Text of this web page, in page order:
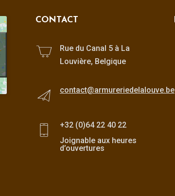
CONTACT
Rue du Canal 5 à La
Louvière, Belgique
contact@armureriedelalouve.be
+32 (0)64 22 40 22
Joignable aux heures
d’ouvertures